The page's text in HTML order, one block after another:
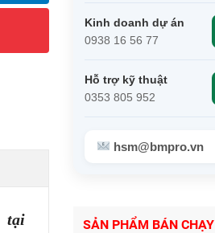
tại
Kinh doanh dự án
0938 16 56 77
Hỗ trợ kỹ thuật
0353 805 952
hsm@bmpro.vn
SẢN PHẨM BÁN CHẠY